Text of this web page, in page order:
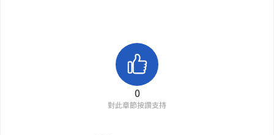
0
對此章節按讚支持